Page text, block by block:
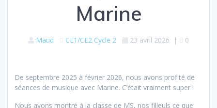
Marine
Maud CE1/CE2 Cycle 2 23 avril 2026 | 0
De septembre 2025 à février 2026, nous avons profité de
séances de musique avec Marine. C’était vraiment super !
Nous avons montré à la classe de MS, nos filleuls ce que